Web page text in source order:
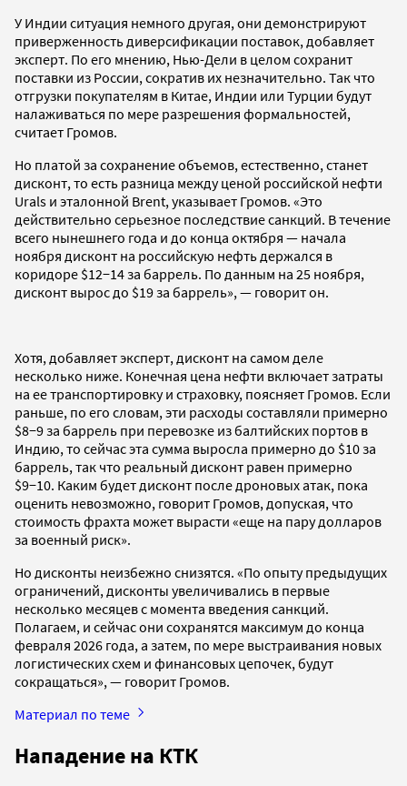
У Индии ситуация немного другая, они демонстрируют
приверженность диверсификации поставок, добавляет
эксперт. По его мнению, Нью-Дели в целом сохранит
поставки из России, сократив их незначительно. Так что
отгрузки покупателям в Китае, Индии или Турции будут
налаживаться по мере разрешения формальностей,
считает Громов.
Но платой за сохранение объемов, естественно, станет
дисконт, то есть разница между ценой российской нефти
Urals и эталонной Brent, указывает Громов. «Это
действительно серьезное последствие санкций. В течение
всего нынешнего года и до конца октября — начала
ноября дисконт на российскую нефть держался в
коридоре $12−14 за баррель. По данным на 25 ноября,
дисконт вырос до $19 за баррель», — говорит он.
Хотя, добавляет эксперт, дисконт на самом деле
несколько ниже. Конечная цена нефти включает затраты
на ее транспортировку и страховку, поясняет Громов. Если
раньше, по его словам, эти расходы составляли примерно
$8−9 за баррель при перевозке из балтийских портов в
Индию, то сейчас эта сумма выросла примерно до $10 за
баррель, так что реальный дисконт равен примерно
$9−10. Каким будет дисконт после дроновых атак, пока
оценить невозможно, говорит Громов, допуская, что
стоимость фрахта может вырасти «еще на пару долларов
за военный риск».
Но дисконты неизбежно снизятся. «По опыту предыдущих
ограничений, дисконты увеличивались в первые
несколько месяцев с момента введения санкций.
Полагаем, и сейчас они сохранятся максимум до конца
февраля 2026 года, а затем, по мере выстраивания новых
логистических схем и финансовых цепочек, будут
сокращаться», — говорит Громов.
Материал по теме
Нападение на КТК